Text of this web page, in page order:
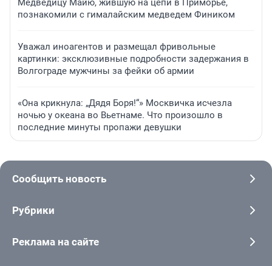
Медведицу Майю, жившую на цепи в Приморье,
познакомили с гималайским медведем Фиником
Уважал иноагентов и размещал фривольные
картинки: эксклюзивные подробности задержания в
Волгограде мужчины за фейки об армии
«Она крикнула: „Дядя Боря!“» Москвичка исчезла
ночью у океана во Вьетнаме. Что произошло в
последние минуты пропажи девушки
Сообщить новость
Рубрики
Реклама на сайте